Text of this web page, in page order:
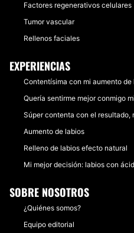
Factores regenerativos celulares
Tumor vascular
Rellenos faciales
EXPERIENCIAS
Contentísima con mi aumento de
Quería sentirme mejor conmigo
Súper contenta con el resultado,
Aumento de labios
Relleno de labios efecto natural
Mi mejor decisión: labios con
SOBRE NOSOTROS
¿Quiénes somos?
Equipo editorial